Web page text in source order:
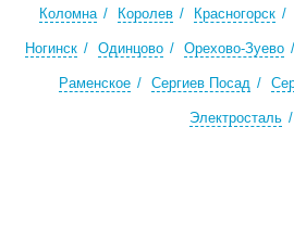
Коломна Королев Красногорск
Ногинск Одинцово Орехово-Зуево
Раменское Сергиев Посад
Электросталь